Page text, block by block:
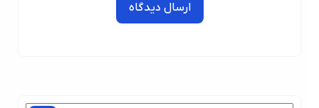
ارسال دیدگاه